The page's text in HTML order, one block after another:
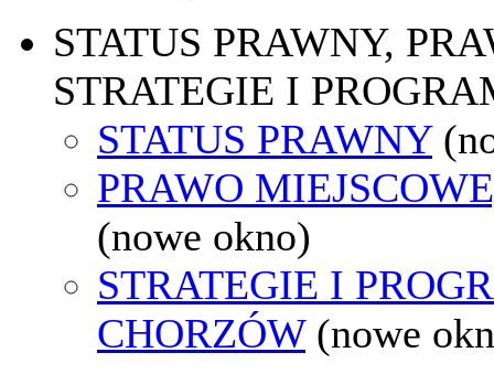
STATUS PRAWNY,
STRATEGIE I
STATUS PRAWNY
PRAWO
(nowe okno)
STRATEGIE I
CHORZÓW (nowe